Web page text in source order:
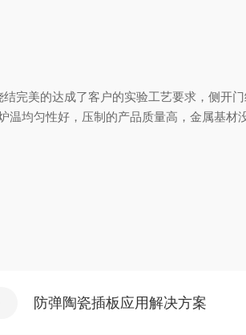
结完美的达成了客户的实验工艺要求，侧开
温均匀性好，压制的产品质量高，金属基材
防弹陶瓷插板应用解决方案